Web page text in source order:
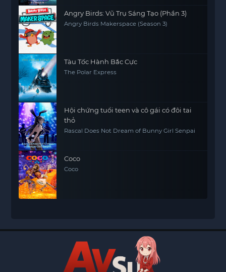
Angry Birds: Vũ Trụ Sáng Tạo (Phần 3)
Angry Birds Makerspace (Season 3)
Tàu Tốc Hành Bắc Cực
The Polar Express
Hội chứng tuổi teen và cô gái có đôi tai
thỏ
Rascal Does Not Dream of Bunny Girl Senpai
Coco
Coco